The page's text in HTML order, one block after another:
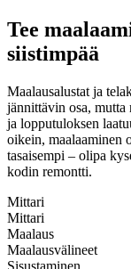
Tee
siistimpää
Maalausalustat ja
jännittävin osa, mutta
ja lopputuloksen
oikein, maalaaminen
tasaisempi – olipa
kodin remontti.
Mittari
Mittari
Maalaus
Maalausvälineet
Sisustaminen